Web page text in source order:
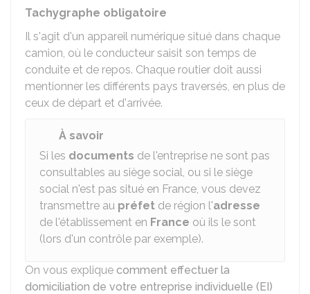
Tachygraphe obligatoire
Il s'agit d'un appareil numérique situé dans chaque
camion, où le conducteur saisit son temps de
conduite et de repos. Chaque routier doit aussi
mentionner les différents pays traversés, en plus de
ceux de départ et d'arrivée.
À savoir
Si les documents de l'entreprise ne sont pas
consultables au siège social, ou si le siège
social n'est pas situé en France, vous devez
transmettre au préfet de région l'adresse
de l'établissement en France où ils le sont
(lors d'un contrôle par exemple).
On vous explique comment effectuer la
domiciliation de votre entreprise individuelle (EI)